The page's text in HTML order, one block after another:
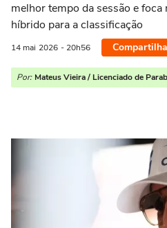
melhor tempo da sessão e
híbrido para a classificação
14 mai 2026 - 20h56
Por: Mateus Vieira / Licenciado de